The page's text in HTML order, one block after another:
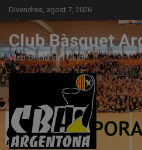
Skip
to
Divendres, agost 7, 2026
Club Bàsquet
Web oficial del Club